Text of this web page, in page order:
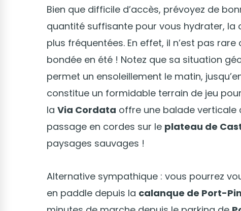
Bien que difficile d’accès, prévoyez de
quantité suffisante pour vous hydrater, la
plus fréquentées. En effet, il n’est pas
bondée en été ! Notez que sa situation
permet un ensoleillement le matin,
constitue un formidable terrain de jeu
la Via Cordata offre une balade verticale
passage en cordes sur le plateau de
paysages sauvages !
Alternative sympathique : vous pourrez
en paddle depuis la calanque de Port-Pin